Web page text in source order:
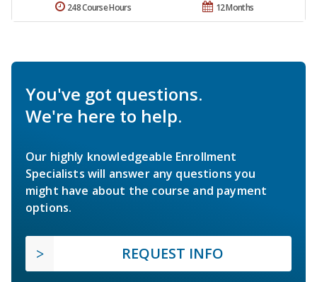
12 Months
248 Course Hours
You've got questions.
We're here to help.
Our highly knowledgeable Enrollment
Specialists will answer any questions you
might have about the course and payment
options.
REQUEST INFO